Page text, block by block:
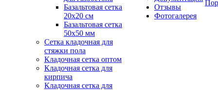
Базальтовая сетка
20x20 см
Базальтовая сетка
50x50 мм
Сетка кладочная для
стяжки пола
Кладочная сетка оптом
Кладочная сетка для
кирпича
Кладочная сетка для
Отзывы
Фотогалерея